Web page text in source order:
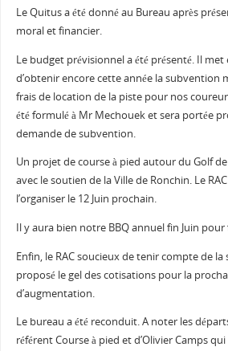
Le Quitus a été donné au Bureau après
moral et financier.
Le budget prévisionnel a été présenté. Il met
d’obtenir encore cette année la subvention
frais de location de la piste pour nos
été formulé à Mr Mechouek et sera portée
demande de subvention.
Un projet de course à pied autour du Golf
avec le soutien de la Ville de Ronchin. Le
l’organiser le 12 Juin prochain.
Il y aura bien notre BBQ annuel fin Juin
Enfin, le RAC soucieux de tenir compte de
proposé le gel des cotisations pour la
d’augmentation.
Le bureau a été reconduit. A noter les
référent Course à pied et d’Olivier Camps